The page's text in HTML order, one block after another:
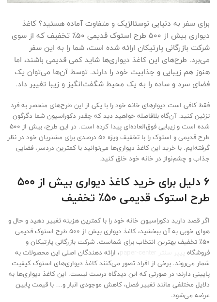
برای سفر به دنیایی نوستالژیک و متفاوت آماده هستید؟ کاغذ
دیواری بیش از 500 طرح استوک قدیمی 50٪ تخفیف که از سوی
شرکت بازرگانی پارتیکان ارائه شده است، شما را به این سفر
می‌برد. طرح‌های این کاغذ دیواری‌ها شاید کمی قدیمی باشند، اما
هنوز هم زیبایی و جذابیت خود را دارند. توسط آن‌ها می‌توان یک
فضای سرد و ساده را به یک محیط شگفت‌انگیز و زیبا تغییر داد.
فقط کافی است دیوارهای خانه خود را با یکی از این طرح‌های منحصر به فرد
تزئین کنید. آن‌گاه بلافاصله خواهید دید که چقدر دکوراسیون شما دگرگون
شده است و زیبایی فوق‌العاده‌ای پیدا کرده است. در این طرح، بیش از 500
طرح قدیمی و استوک را با تخفیف ویژه 50 درصدی برای مشتریان خود در نظر
گرفته‌ایم. با خرید این کاغذ دیواری‌ها می‌توانید با کمترین دردسر، فضایی
جذاب و چشم‌نواز در خانه خود خلق کنید.
6 دلیل برای خرید کاغذ دیواری بیش از 500
طرح استوک قدیمی 50٪ تخفیف
اگر قصد دارید دکوراسیون خانه خود را با کمترین هزینه تغییر دهید و حال و
هوای خوبی به آن ببخشید، کاغذ دیواری بیش از 500 طرح استوک قدیمی
50٪ تخفیف بهترین انتخاب برای شماست. شرکت بازرگانی پارتیکان و
فروشگاه
، ارائه دهندگان اصلی این محصولات به
شمار می‌روند. برخی از افراد تصور می‌کنند کاغذ دیواری‌های استوک کیفیت
پایینی دارند؛ در صورتی که این دیدگاه درست نیست. این کاغذ دیواری‌ها به
دلایل مختلفی مانند تغییر فصل، کاهش موجودی انبار و… با قیمت پایین
عرضه می‌شود.